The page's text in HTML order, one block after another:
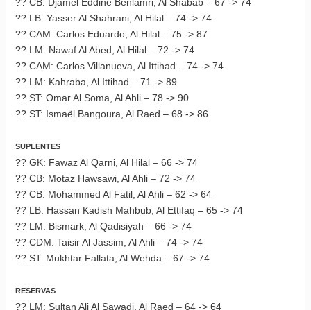
?? LB: Yasser Al Shahrani, Al Hilal – 74 -> 74
?? CAM: Carlos Eduardo, Al Hilal – 75 -> 87
?? LM: Nawaf Al Abed, Al Hilal – 72 -> 74
?? CAM: Carlos Villanueva, Al Ittihad – 74 -> 74
?? LM: Kahraba, Al Ittihad – 71 -> 89
?? ST: Omar Al Soma, Al Ahli – 78 -> 90
?? ST: Ismaël Bangoura, Al Raed – 68 -> 86
SUPLENTES
?? GK: Fawaz Al Qarni, Al Hilal – 66 -> 74
?? CB: Motaz Hawsawi, Al Ahli – 72 -> 74
?? CB: Mohammed Al Fatil, Al Ahli – 62 -> 64
?? LB: Hassan Kadish Mahbub, Al Ettifaq – 65 -> 74
?? LM: Bismark, Al Qadisiyah – 66 -> 74
?? CDM: Taisir Al Jassim, Al Ahli – 74 -> 74
?? ST: Mukhtar Fallata, Al Wehda – 67 -> 74
RESERVAS
?? LM: Sultan Ali Al Sawadi, Al Raed – 64 -> 64